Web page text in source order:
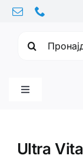
Skip
content
Toggle
Ultra